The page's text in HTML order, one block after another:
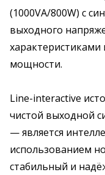
(1000VA/800W) с
выходного
мощности.
Line-interactive
чистой выходной
— является
использованием
стабильный и